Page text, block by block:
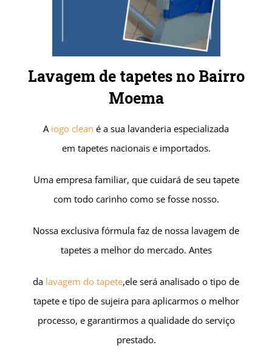
Lavagem de tapetes no Bairro
Moema
A iogo clean é a sua lavanderia especializada
em tapetes nacionais e importados.
Uma empresa familiar, que cuidará de seu tapete
com todo carinho como se fosse nosso.
Nossa exclusiva fórmula faz de nossa lavagem de
tapetes a melhor do mercado. Antes
da lavagem do tapete,ele será analisado o tipo de
tapete e tipo de sujeira para aplicarmos o melhor
processo, e garantirmos a qualidade do serviço
prestado.